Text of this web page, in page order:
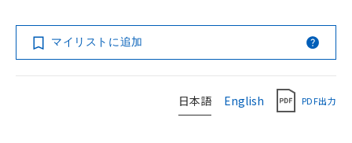
マイリストに追加
日本語 English PDF出力